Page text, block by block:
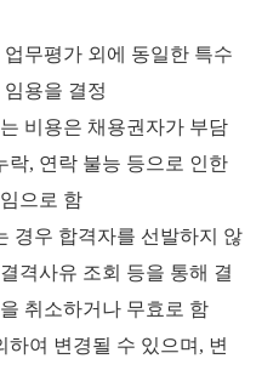
무평가 외에 동일한 특수
용을 결정
비용은 채용권자가 부담
락, 연락 불능 등으로 인한
으로 함
경우 합격자를 선발하지 않
격사유 조회 등을 통해 결
취소하거나 무효로 함
여 변경될 수 있으며, 변